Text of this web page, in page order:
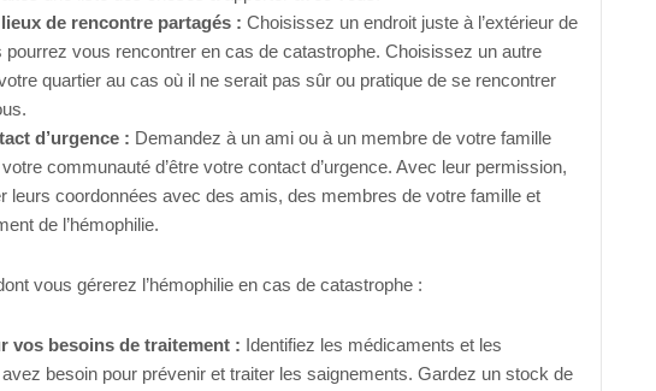
de rencontre partagés : Choisissez un endroit juste à l’extérieur de
vous rencontrer en cas de catastrophe. Choisissez un autre
quartier au cas où il ne serait pas sûr ou pratique de se rencontrer
d’urgence : Demandez à un ami ou à un membre de votre famille
communauté d’être votre contact d’urgence. Avec leur permission,
leurs coordonnées avec des amis, des membres de votre famille et
de l’hémophilie.
vous gérerez l’hémophilie en cas de catastrophe :
vos besoins de traitement : Identifiez les médicaments et les
besoin pour prévenir et traiter les saignements. Gardez un stock de